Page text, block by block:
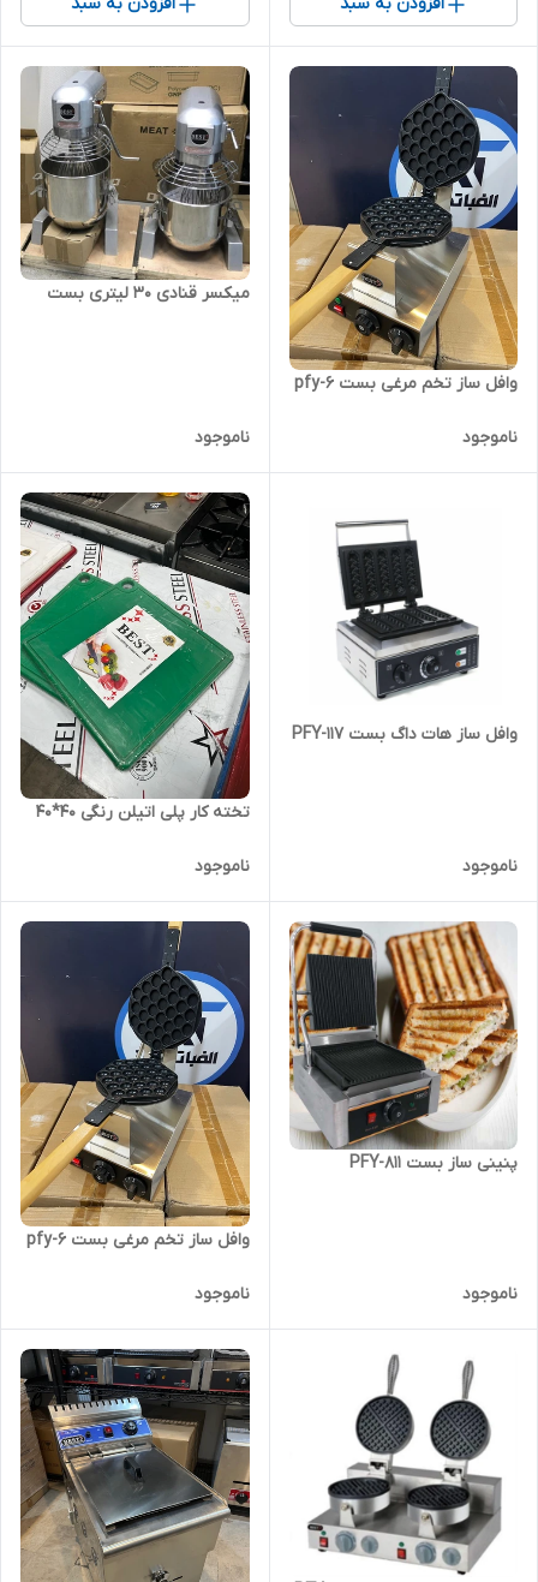
وافل ساز تخم مرغی بست pfy-6
ناموجود
میکسر قنادی 30 لیتری بست
ناموجود
وافل ساز هات داگ بست PFY-117
ناموجود
تخته کار پلی اتیلن رنگی ۴۰*۴۰
ناموجود
پنینی ساز بست PFY-811
ناموجود
وافل ساز تخم مرغی بست pfy-6
ناموجود